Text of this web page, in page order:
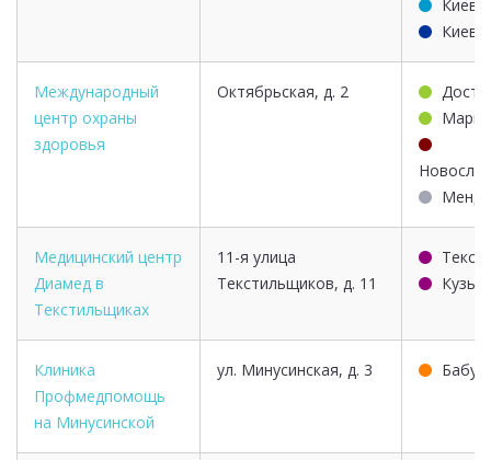
Международный
центр охраны
здоровья
Октябрьская, д. 2
Медицинский центр
Диамед в
Текстильщиках
11-я улица
Текстильщиков, д. 11
Клиника
Профмедпомощь
на Минусинской
ул. Минусинская, д. 3